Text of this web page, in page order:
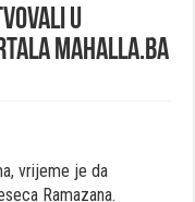
u
Mahalla.ba
vrijeme je da
Ramazana.